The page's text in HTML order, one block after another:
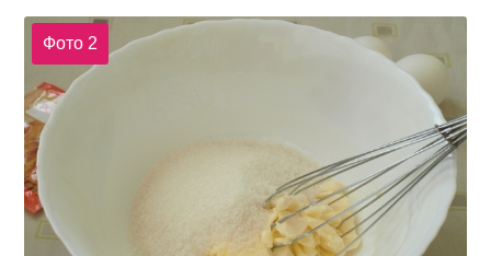
Фото 2